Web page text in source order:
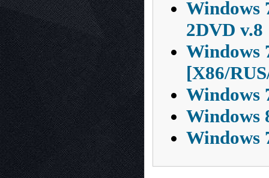
Windows
2DVD
Windows
[X86/
Windows
Windows
Windows